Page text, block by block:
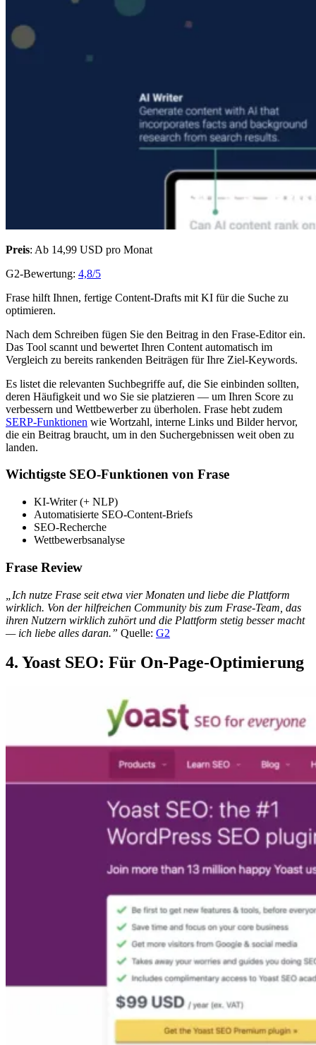
Preis: Ab 14,99 USD pro Monat
G2-Bewertung: 4,8/5
Frase hilft Ihnen, fertige Content-Drafts mit KI für die Suche zu
optimieren.
Nach dem Schreiben fügen Sie den Beitrag in den Frase-Editor ein.
Das Tool scannt und bewertet Ihren Content automatisch im
Vergleich zu bereits rankenden Beiträgen für Ihre Ziel-Keywords.
Es listet die relevanten Suchbegriffe auf, die Sie einbinden sollten,
deren Häufigkeit und wo Sie sie platzieren — um Ihren Score zu
verbessern und Wettbewerber zu überholen. Frase hebt zudem
SERP-Funktionen wie Wortzahl, interne Links und Bilder hervor,
die ein Beitrag braucht, um in den Suchergebnissen weit oben zu
landen.
Wichtigste SEO-Funktionen von Frase
KI-Writer (+ NLP)
Automatisierte SEO-Content-Briefs
SEO-Recherche
Wettbewerbsanalyse
Frase Review
„Ich nutze Frase seit etwa vier Monaten und liebe die Plattform
wirklich. Von der hilfreichen Community bis zum Frase-Team, das
ihren Nutzern wirklich zuhört und die Plattform stetig besser macht
— ich liebe alles daran.” Quelle: G2
4. Yoast SEO: Für On-Page-Optimierung